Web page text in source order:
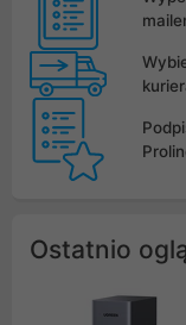
Ostatnio